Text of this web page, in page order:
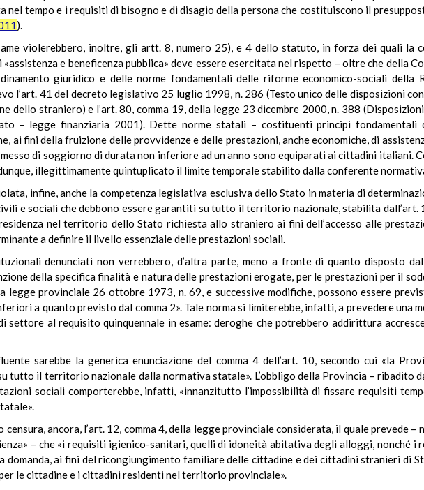
nel tempo e i requisiti di bisogno e di disagio della persona che costituiscono il
).
violerebbero, inoltre, gli artt. 8, numero 25), e 4 dello statuto, in forza dei quali la
«assistenza e beneficenza pubblica» deve essere esercitata nel rispetto – oltre che della
giuridico e delle norme fondamentali delle riforme economico-sociali della
l’art. 41 del decreto legislativo 25 luglio 1998, n. 286 (Testo unico delle disposizioni
dello straniero) e l’art. 80, comma 19, della legge 23 dicembre 2000, n. 388
– legge finanziaria 2001). Dette norme statali – costituenti principi fondamentali
ai fini della fruizione delle provvidenze e delle prestazioni, anche economiche, di
di soggiorno di durata non inferiore ad un anno sono equiparati ai cittadini italiani.
illegittimamente quintuplicato il limite temporale stabilito dalla conferente
infine, anche la competenza legislativa esclusiva dello Stato in materia di
e sociali che debbono essere garantiti su tutto il territorio nazionale, stabilita dall’art.
nel territorio dello Stato richiesta allo straniero ai fini dell’accesso alle
a definire il livello essenziale delle prestazioni sociali.
denunciati non verrebbero, d’altra parte, meno a fronte di quanto disposto
della specifica finalità e natura delle prestazioni erogate, per le prestazioni per il
legge provinciale 26 ottobre 1973, n. 69, e successive modifiche, possono essere
a quanto previsto dal comma 2». Tale norma si limiterebbe, infatti, a prevedere una
settore al requisito quinquennale in esame: deroghe che potrebbero addirittura
sarebbe la generica enunciazione del comma 4 dell’art. 10, secondo cui «la
tutto il territorio nazionale dalla normativa statale». L’obbligo della Provincia – ribadito
sociali comporterebbe, infatti, «innanzitutto l’impossibilità di fissare requisiti
censura, ancora, l’art. 12, comma 4, della legge provinciale considerata, il quale prevede
– che «i requisiti igienico-sanitari, quelli di idoneità abitativa degli alloggi, nonché i
domanda, ai fini del ricongiungimento familiare delle cittadine e dei cittadini stranieri di
le cittadine e i cittadini residenti nel territorio provinciale».